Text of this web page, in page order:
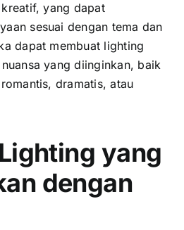
yang dapat
sesuai dengan tema dan
dapat membuat lighting
yang diinginkan, baik
dramatis, atau
yang
dengan